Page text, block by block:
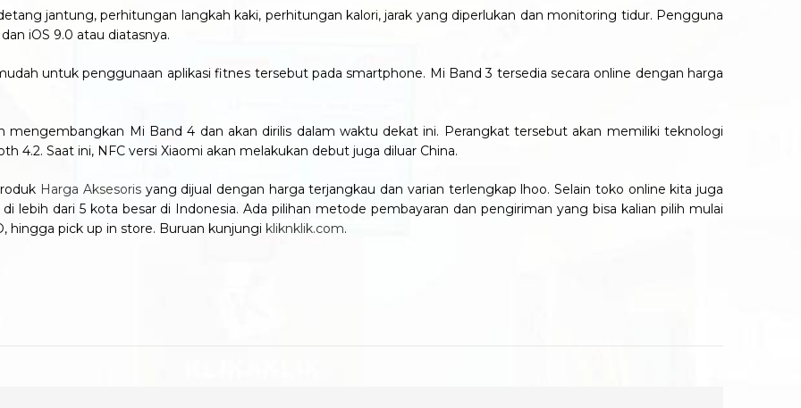
jantung, perhitungan langkah kaki, perhitungan kalori, jarak yang diperlukan dan monitoring tidur. Pengguna
iOS 9.0 atau diatasnya.
untuk penggunaan aplikasi fitnes tersebut pada smartphone. Mi Band 3 tersedia secara online dengan harga
mengembangkan Mi Band 4 dan akan dirilis dalam waktu dekat ini. Perangkat tersebut akan memiliki teknologi
4.2. Saat ini, NFC versi Xiaomi akan melakukan debut juga diluar China.
Harga Aksesorisyang dijual dengan harga terjangkau dan varian terlengkap lhoo. Selain toko online kita juga
lebih dari 5 kota besar di Indonesia. Ada pilihan metode pembayaran dan pengiriman yang bisa kalian pilih mulai
hingga pick up in store. Buruan kunjungi kliknklik.com.